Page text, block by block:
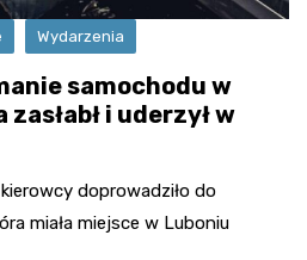
Wydarzenia
samochodu w
i uderzył w
doprowadziło do
miała miejsce w Luboniu